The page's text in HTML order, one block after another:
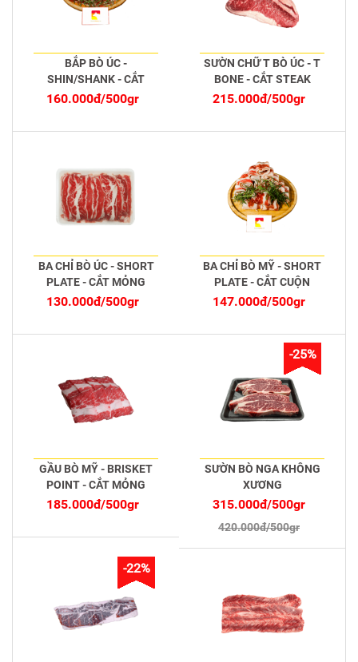
BẮP BÒ ÚC -
SHIN/SHANK - CẮT
MỎNG
160.000đ/500gr
SƯỜN CHỮ T BÒ ÚC - T
BONE - CẮT STEAK
215.000đ/500gr
BA CHỈ BÒ ÚC - SHORT
PLATE - CẮT MỎNG
130.000đ/500gr
BA CHỈ BÒ MỸ - SHORT
PLATE - CẮT CUỘN
147.000đ/500gr
GẦU BÒ MỸ - BRISKET
POINT - CẮT MỎNG
185.000đ/500gr
SƯỜN BÒ NGA KHÔNG
XƯƠNG
315.000đ/500gr
420.000đ/500gr
-25%
-22%